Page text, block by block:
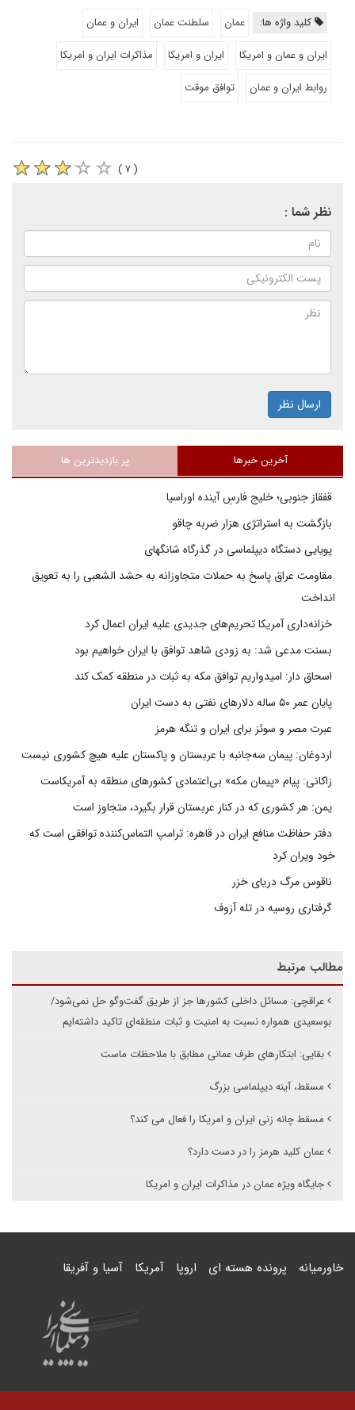
کلید واژه ها: عمان سلطنت عمان
ایران و عمان
ایران و عمان و امریکا
ایران و امریکا
مذاکرات ایران و امریکا
روابط ایران و عمان
توافق موقت
( ۷ )
نظر شما :
ارسال نظر
آخرین خبرها پر بازدیدترین ها
قفقاز جنوبی؛ خلیج فارسِ آینده اوراسیا
بازگشت به استراتژی هزار ضربه چاقو
پویایی دستگاه دیپلماسی در گذرگاه شانگهای
مقاومت عراق پاسخ به حملات متجاوزانه به حشد الشعبی را به تعویق
انداخت
خزانه‌داری آمریکا تحریم‌های جدیدی علیه ایران اعمال کرد
بسنت مدعی شد: به زودی شاهد توافق با ایران خواهیم بود
اسحاق دار: امیدواریم توافق مکه به ثبات در منطقه کمک کند
پایان عمر ۵۰ ساله دلارهای نفتی به دست ایران
عبرت مصر و سوئز برای ایران و تنگه هرمز
اردوغان: پیمان سه‌جانبه با عربستان و پاکستان علیه هیچ کشوری نیست
زاکانی: پیام «پیمان مکه» بی‌اعتمادی کشورهای منطقه به آمریکاست
یمن: هر کشوری که در کنار عربستان قرار بگیرد، متجاوز است
دفتر حفاظت منافع ایران در قاهره: ترامپ التماس‌کننده توافقی است که
خود ویران کرد
ناقوس مرگ دریای خزر
گرفتاری روسیه در تله آزوف
مطالب مرتبط
عراقچی: مسائل داخلی کشورها جز از طریق گفت‌وگو حل نمی‌شود/
بوسعیدی همواره نسبت به امنیت و ثبات منطقه‌ای تاکید داشته‌ایم
بقایی: ابتکارهای طرف عمانی مطابق با ملاحظات ماست
مسقط، آینه دیپلماسی بزرگ
مسقط چانه زنی ایران و امریکا را فعال می کند؟
عمان کلید هرمز را در دست دارد؟
جایگاه ویژه عمان در مذاکرات ایران و امریکا
خاورمیانه پرونده هسته ای اروپا آمریکا آسیا و آفریقا